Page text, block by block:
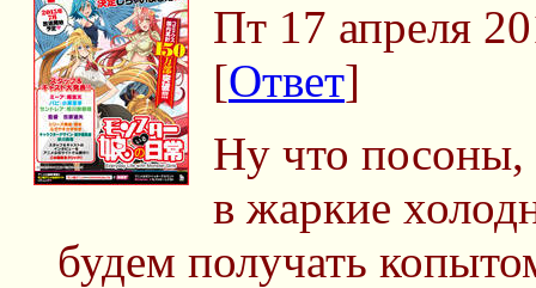
Пт 17 апреля
[Ответ]
Ну что
в жаркие
будем получать